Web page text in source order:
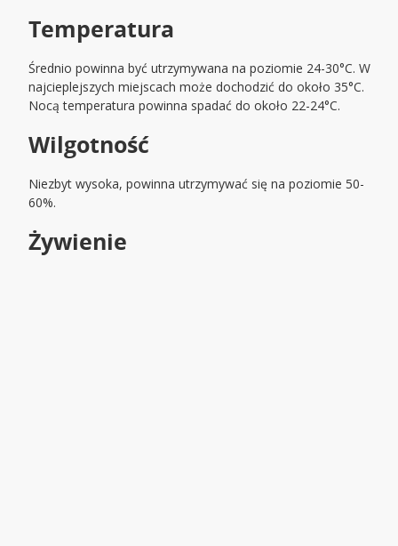
Temperatura
Średnio powinna być utrzymywana na poziomie 24-30°C. W
najcieplejszych miejscach może dochodzić do około 35°C.
Nocą temperatura powinna spadać do około 22-24°C.
Wilgotność
Niezbyt wysoka, powinna utrzymywać się na poziomie 50-
60%.
Żywienie